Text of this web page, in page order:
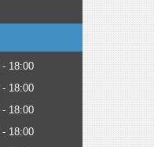
18:00
18:00
18:00
18:00